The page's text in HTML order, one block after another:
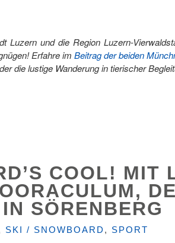
Luzern und die Region Luzern-
Erfahre im Beitrag der beiden
die lustige Wanderung in tierischer
COOL! MIT
SÖRENBERG
SKI / SNOWBOARD , SPORT